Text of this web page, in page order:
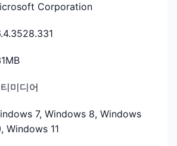
Corporation
미디어
7, Windows 8, Windows
Windows 11